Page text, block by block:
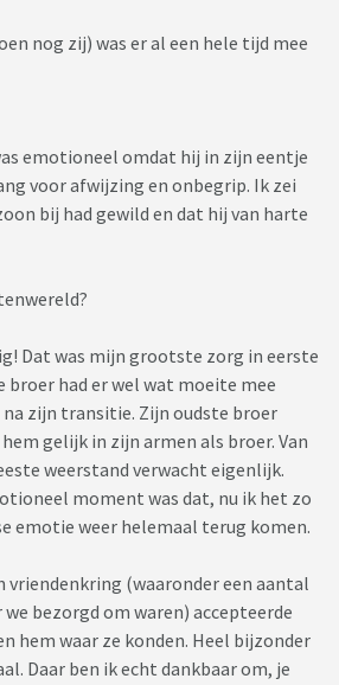
nog zij) was er al een hele tijd mee
emotioneel omdat hij in zijn eentje
voor afwijzing en onbegrip. Ik zei
bij had gewild en dat hij van harte
Dat was mijn grootste zorg in eerste
had er wel wat moeite mee
zijn transitie. Zijn oudste broer
gelijk in zijn armen als broer. Van
weerstand verwacht eigenlijk.
moment was dat, nu ik het zo
emotie weer helemaal terug komen.
vriendenkring (waaronder een aantal
bezorgd om waren) accepteerde
hem waar ze konden. Heel bijzonder
Daar ben ik echt dankbaar om, je